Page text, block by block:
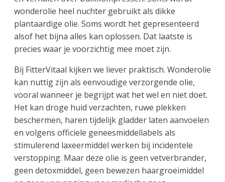
wonderolie heel nuchter gebruikt als dikke
plantaardige olie. Soms wordt het gepresenteerd
alsof het bijna alles kan oplossen. Dat laatste is
precies waar je voorzichtig mee moet zijn.
Bij FitterVitaal kijken we liever praktisch. Wonderolie
kan nuttig zijn als eenvoudige verzorgende olie,
vooral wanneer je begrijpt wat het wel en niet doet.
Het kan droge huid verzachten, ruwe plekken
beschermen, haren tijdelijk gladder laten aanvoelen
en volgens officiele geneesmiddellabels als
stimulerend laxeermiddel werken bij incidentele
verstopping. Maar deze olie is geen vetverbrander,
geen detoxmiddel, geen bewezen haargroeimiddel